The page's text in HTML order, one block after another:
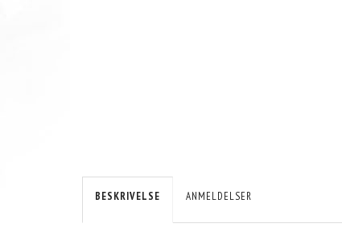
BESKRIVELSE ANMELDELSER